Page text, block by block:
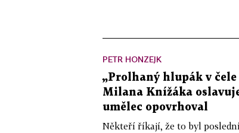
PETR HONZEJK
„Prolhaný hlupák v
Milana Knížáka
umělec opovrhoval
Někteří říkají, že to byl